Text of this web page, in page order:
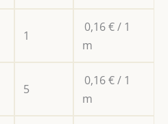
1
0,16€/ 1
m
5
0,16€/ 1
m